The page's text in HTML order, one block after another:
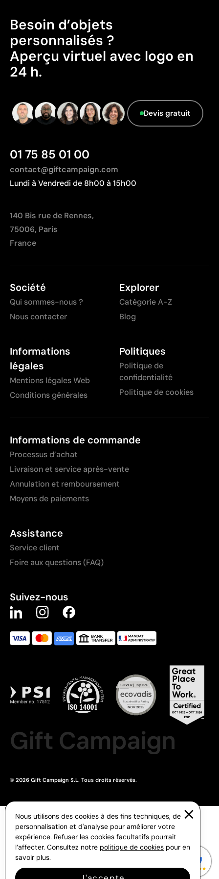
Aspects à améliorer
Matériau - Points: 0 / 40
circulaire n'a été identifiée dans le composant
principal du produit.
transport plus importante par rapport à l'Europe.
Besoin d’objets
personnalisés ?
Aperçu virtuel avec logo en
24 h.
Devis gratuit
01 75 85 01 00
contact@giftcampaign.com
Lundi à Vendredi de 8h00 à 15h00
140 Bis rue de Rennes,
75006, Paris
France
Société
Qui sommes-nous ?
Nous contacter
Explorer
Catégorie A-Z
Blog
Informations
légales
Mentions légales Web
Conditions générales
Politiques
Politique de
confidentialité
Politique de cookies
Informations de commande
Processus d’achat
Livraison et service après-vente
Annulation et remboursement
Moyens de paiements
Assistance
Service client
Foire aux questions (FAQ)
Suivez-nous
Gift Campaign
© 2026 Gift Campaign S.L. Tous droits réservés.
Nous utilisons des cookies à des fins techniques, de
personnalisation et d'analyse pour améliorer votre
expérience. Refuser les cookies facultatifs pourrait
l’affecter. Consultez notre politique de cookies pour en
savoir plus.